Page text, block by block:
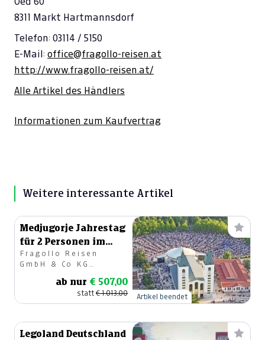
8311 Markt Hartmannsdorf
Telefon: 03114 / 5150
E-Mail: office@fragollo-reisen.at
http://www.fragollo-reisen.at/
Alle Artikel des Händlers
Informationen zum Kaufvertrag
Weitere interessante Artikel
Medjugorje Jahrestag
für 2 Personen im
Doppelzimmer
Fragollo Reisen
GmbH & Co KG
ab nur € 507,00
statt€ 1.013,00 Artikel beendet
Legoland Deutschland